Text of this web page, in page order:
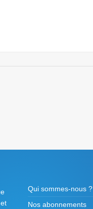
Qui sommes-nous ?
Nos abonnements